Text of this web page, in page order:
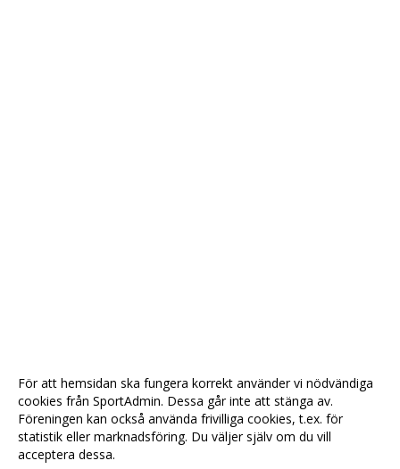
För att hemsidan ska fungera korrekt använder vi nödvändiga
cookies från SportAdmin. Dessa går inte att stänga av.
Föreningen kan också använda frivilliga cookies, t.ex. för
statistik eller marknadsföring. Du väljer själv om du vill
acceptera dessa.